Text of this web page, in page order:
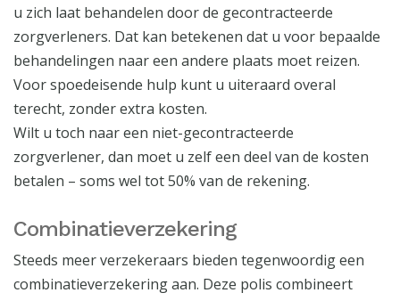
u zich laat behandelen door de gecontracteerde
zorgverleners. Dat kan betekenen dat u voor bepaalde
behandelingen naar een andere plaats moet reizen.
Voor spoedeisende hulp kunt u uiteraard overal
terecht, zonder extra kosten.
Wilt u toch naar een niet-gecontracteerde
zorgverlener, dan moet u zelf een deel van de kosten
betalen – soms wel tot 50% van de rekening.
Combinatieverzekering
Steeds meer verzekeraars bieden tegenwoordig een
combinatieverzekering aan. Deze polis combineert